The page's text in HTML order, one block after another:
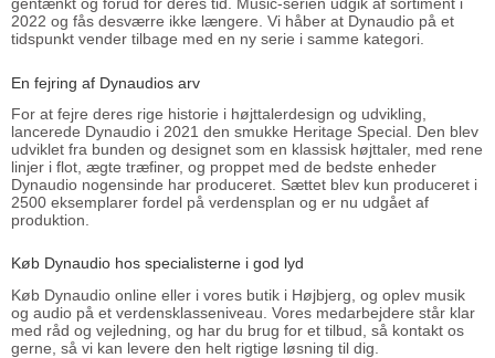
gentænkt og forud for deres tid. Music-serien udgik af sortiment i
2022 og fås desværre ikke længere. Vi håber at Dynaudio på et
tidspunkt vender tilbage med en ny serie i samme kategori.
En fejring af Dynaudios arv
For at fejre deres rige historie i højttalerdesign og udvikling,
lancerede Dynaudio i 2021 den smukke Heritage Special. Den blev
udviklet fra bunden og designet som en klassisk højttaler, med rene
linjer i flot, ægte træfiner, og proppet med de bedste enheder
Dynaudio nogensinde har produceret. Sættet blev kun produceret i
2500 eksemplarer fordel på verdensplan og er nu udgået af
produktion.
Køb Dynaudio hos specialisterne i god lyd
Køb Dynaudio online eller i vores butik i Højbjerg, og oplev musik
og audio på et verdensklasseniveau. Vores medarbejdere står klar
med råd og vejledning, og har du brug for et tilbud, så kontakt os
gerne, så vi kan levere den helt rigtige løsning til dig.